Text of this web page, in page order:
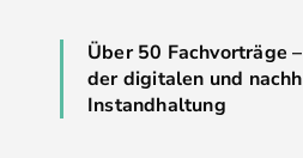
Über 50 Fachvorträge
der digitalen und
Instandhaltung